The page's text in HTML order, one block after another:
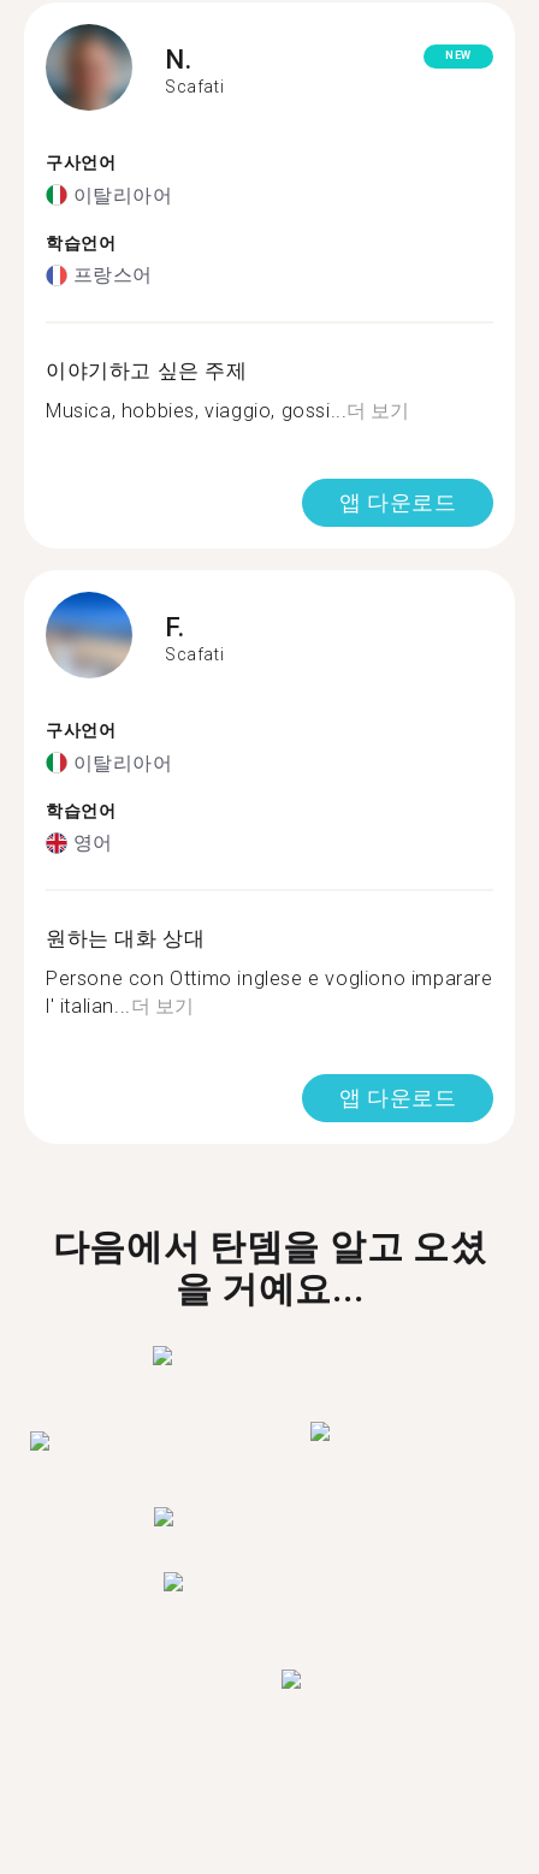
N.
Scafati
NEW
구사언어
이탈리아어
학습언어
프랑스어
이야기하고 싶은 주제
Musica, hobbies, viaggio, gossi...더 보기
앱 다운로드
F.
Scafati
구사언어
이탈리아어
학습언어
영어
원하는 대화 상대
Persone con Ottimo inglese e vogliono imparare
l' italian...더 보기
앱 다운로드
다음에서 탄뎀을 알고 오셨
을 거예요...